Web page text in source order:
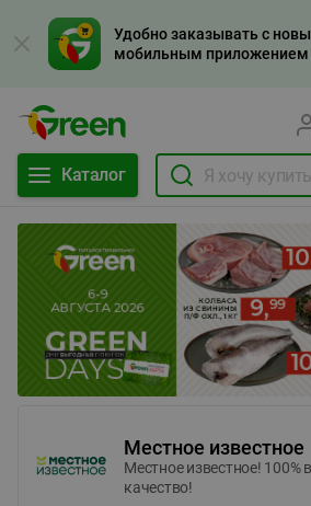
Удобно заказывать с
мобильным приложением
Каталог
Местное известное
Местное известное! 100%
качество!